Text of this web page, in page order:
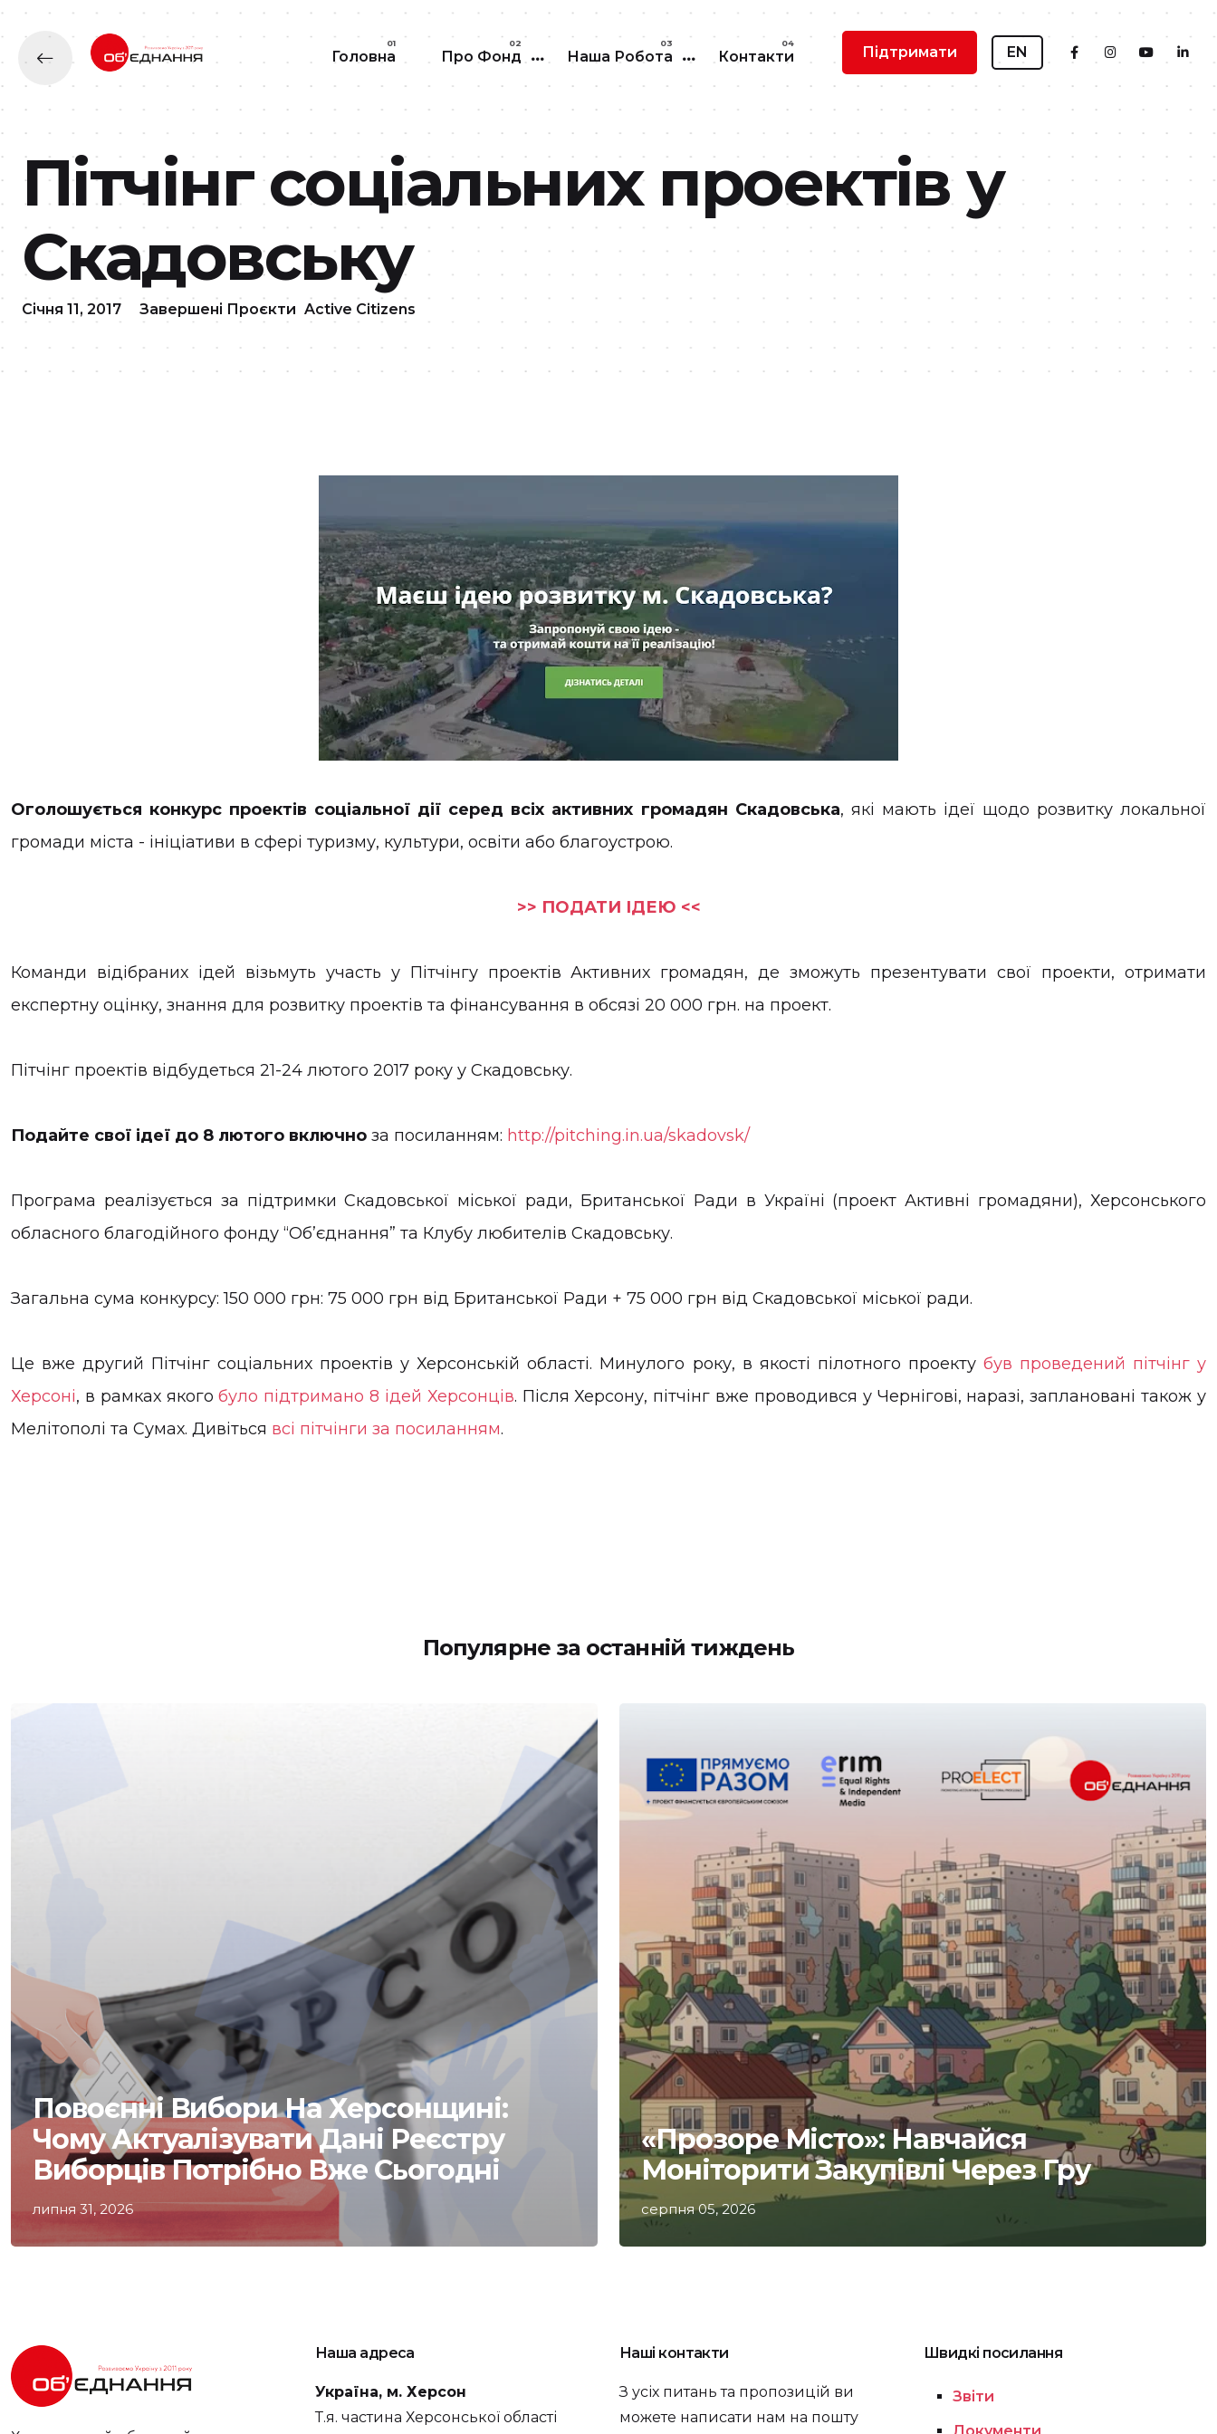
Головна
Про Фонд Наша Робота Контакти Підтримати EN
Пітчінг соціальних проектів у
Скадовську
Січня 11, 2017 Завершені Проєкти Active Citizens
Оголошується конкурс проектів соціальної дії серед всіх активних громадян Скадовська, які мають ідеї щодо розвитку локальної
громади міста - ініціативи в сфері туризму, культури, освіти або благоустрою.
>> ПОДАТИ ІДЕЮ <<
Команди відібраних ідей візьмуть участь у Пітчінгу проектів Активних громадян, де зможуть презентувати свої проекти, отримати
експертну оцінку, знання для розвитку проектів та фінансування в обсязі 20 000 грн. на проект.
Пітчінг проектів відбудеться 21-24 лютого 2017 року у Скадовську.
Подайте свої ідеї до 8 лютого включно за посиланням: http://pitching.in.ua/skadovsk/
Програма реалізується за підтримки Скадовської міської ради, Британської Ради в Україні (проект Активні громадяни), Херсонського
обласного благодійного фонду “Об’єднання” та Клубу любителів Скадовську.
Загальна сума конкурсу: 150 000 грн: 75 000 грн від Британської Ради + 75 000 грн від Скадовської міської ради.
Це вже другий Пітчінг соціальних проектів у Херсонській області. Минулого року, в якості пілотного проекту був проведений пітчінг у
Херсоні, в рамках якогобуло підтримано 8 ідей Херсонців. Після Херсону, пітчінг вже проводився у Чернігові, наразі, заплановані також у
Мелітополі та Сумах. Дивіться всі пітчінги за посиланням.
Популярне за останній тиждень
Повоєнні Вибори На Херсонщині:
Чому Актуалізувати Дані Реєстру
Виборців Потрібно Вже Сьогодні
липня 31, 2026
«Прозоре Місто»: Навчайся
Моніторити Закупівлі Через Гру
серпня 05, 2026
Наша адреса
Україна, м. Херсон
Т.я. частина Херсонської області
Наші контакти
З усіх питань та пропозицій ви
можете написати нам на пошту
Швидкі посилання
Звіти